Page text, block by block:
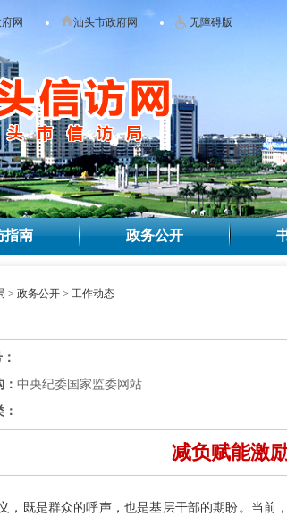
网 汕头市政府网 无障碍版
指南 政务公开
> 政务公开 > 工作动态
中央纪委国家监委网站
减负赋能激
，既是群众的呼声，也是基层干部的期盼。当